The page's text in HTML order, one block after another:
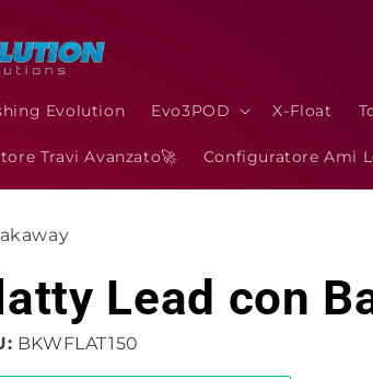
Evolution Evo3POD X-Float
Travi Avanzato🚀 Configuratore Ami
Lead con
BKWFLAT150